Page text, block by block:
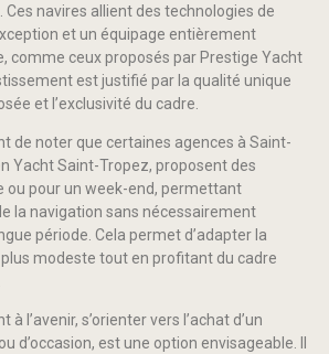
navires allient des technologies de
et un équipage entièrement
comme ceux proposés par Prestige Yacht
est justifié par la qualité unique
et l’exclusivité du cadre.
de noter que certaines agences à Saint-
Yacht Saint-Tropez, proposent des
ou pour un week-end, permettant
la navigation sans nécessairement
période. Cela permet d’adapter la
modeste tout en profitant du cadre
à l’avenir, s’orienter vers l’achat d’un
d’occasion, est une option envisageable. Il